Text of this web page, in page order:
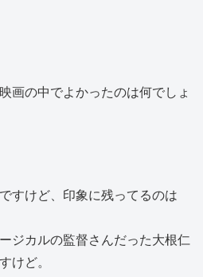
画の中でよかったのは何でしょ
すけど、印象に残ってるのは
ジカルの監督さんだった大根仁
けど。